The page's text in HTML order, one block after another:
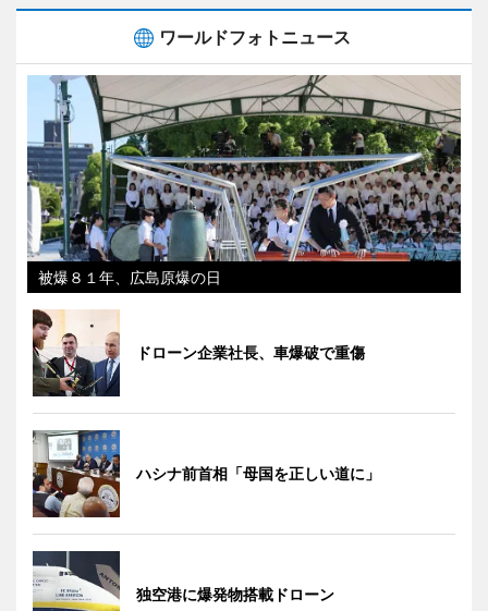
ワールドフォトニュース
被爆８１年、広島原爆の日
ドローン企業社長、車爆破で重傷
ハシナ前首相「母国を正しい道に」
独空港に爆発物搭載ドローン